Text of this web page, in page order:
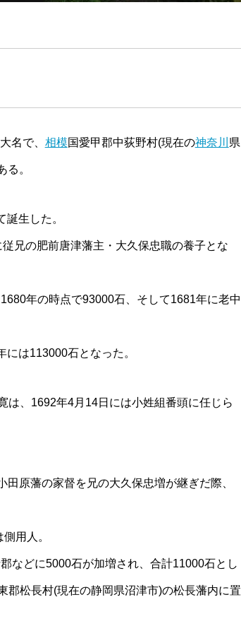
名で、 相模国愛甲郡中荻野村(現在の神奈川 県
。
誕生した。
兄の肥前唐津藩主・大久保忠職の養子とな
年の時点で93000石、そして1681年に老中
は113000石となった。
は、1692年4月14日には小姓組番頭に任じら
原藩の家督を兄の大久保忠増が継ぎだ際、
用人。
などに5000石が加増され、合計11000石とし
郡松長村(現在の静岡県沼津市)の松長藩内に置